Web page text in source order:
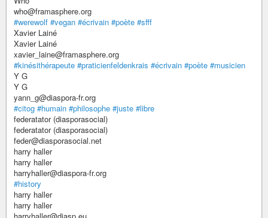
who@framasphere.org
#werewolf #vegan #écrivain #poète #sfff
Xavier Lainé
Xavier Lainé
xavier_laine@framasphere.org
#kinésithérapeute #praticienfeldenkrais #écrivain #poète #musicien
Y G
Y G
yann_g@diaspora-fr.org
#citog #humain #philosophe #juste #libre
federatator (diasporasocial)
federatator (diasporasocial)
feder@diasporasocial.net
harry haller
harry haller
harryhaller@diaspora-fr.org
#history
harry haller
harry haller